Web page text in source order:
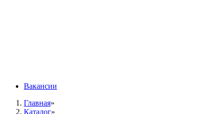
Вакансии
Главная»
Каталог»